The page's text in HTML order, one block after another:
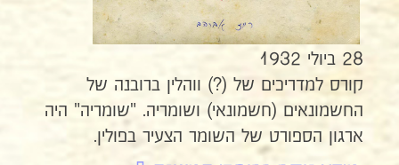
28 ביולי 1932
קורס למדריכים של (?) ווהלין ברובנה של
החשמונאים (חשמונאי) ושומריה. "שומריה" היה
ארגון הספורט של השומר הצעיר בפולין.